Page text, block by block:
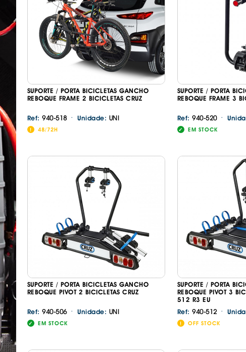
. TAPETES ORIGINAIS BORRACHA
PESADOS E CARAVANAS
. TAPETES ORIGINAIS BORRACHA 3D
. TAPETES ORIGINAIS BORRACHA
. TAPETES UNIVERSAIS ALCATIFA
. TAPETES UNIVERSAIS BORRACHA
. TAPETES UNIVERSAIS BORRACHA
MALA
SUPORTE / PORTA BICICLETAS GANCHO
REBOQUE FRAME 2 BICICLETAS CRUZ
Ref: 940-518 · Unidade: UNI
48/72H
SUPORTE / PORTA
REBOQUE FRAME 3
Ref:940-520 ·
EM STOCK
SUPORTE / PORTA BICICLETAS GANCHO
REBOQUE PIVOT 2 BICICLETAS CRUZ
Ref: 940-506 · Unidade: UNI
EM STOCK
SUPORTE / PORTA
REBOQUE PIVOT 3
512 R3 EU
Ref:940-512 ·
OFF STOCK